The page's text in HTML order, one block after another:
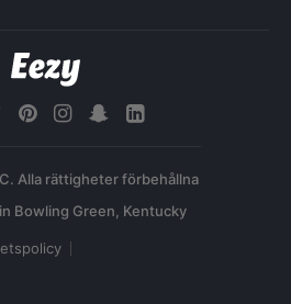
Alla rättigheter förbehållna